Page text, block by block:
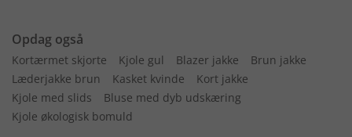
Opdag også
Kortærmet skjorte Kjole gul Blazer jakke
Brun jakke
Læderjakke brun
Kasket kvinde
Kort jakke
Kjole med slids
Bluse med dyb udskæring
Kjole økologisk bomuld